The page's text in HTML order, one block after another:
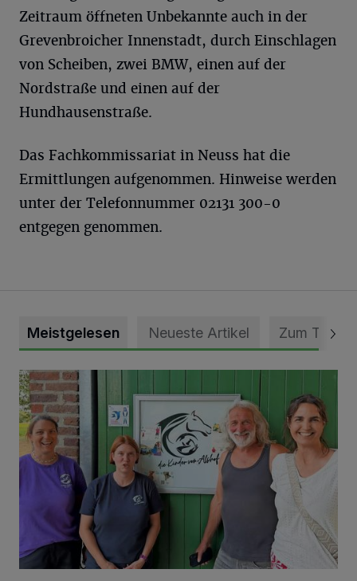
Zeitraum öffneten Unbekannte auch in der
Grevenbroicher Innenstadt, durch Einschlagen
von Scheiben, zwei BMW, einen auf der
Nordstraße und einen auf der
Hundhausenstraße.
Das Fachkommissariat in Neuss hat die
Ermittlungen aufgenommen. Hinweise werden
unter der Telefonnummer 02131 300-0
entgegen genommen.
Meistgelesen Neueste Artikel Zum Thema
Vorbildlicher Einsatz für den Artenschutz gewürdigt